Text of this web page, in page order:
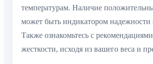
температурам. Наличие
может быть индикатором надежности
Также ознакомьтесь с
жесткости, исходя из вашего веса и